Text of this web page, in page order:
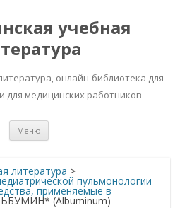
учебная
онлайн-библиотека для
для медицинских работников
Меню
литература >
пульмонологии
применяемые в
(Albuminum)